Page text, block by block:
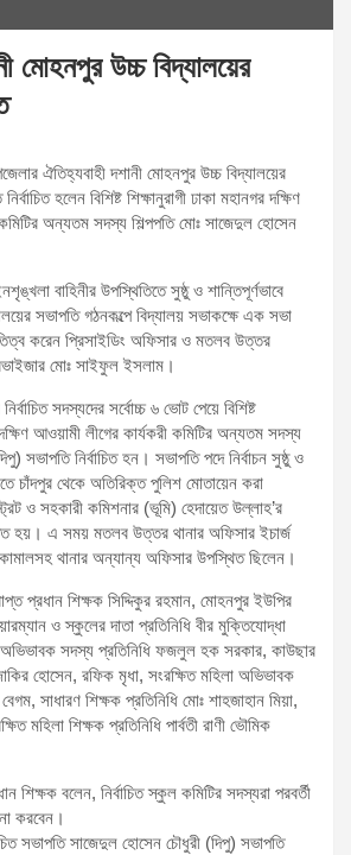
মোহনপুর উচ্চ বিদ্যালয়ের
ঐতিহ্যবাহী দশানী মোহনপুর উচ্চ বিদ্যালয়ের
হলেন বিশিষ্ট শিক্ষানুরাগী ঢাকা মহানগর দক্ষিণ
কমিটির অন্যতম সদস্য শিল্পপতি মোঃ সাজেদুল হোসেন
বাহিনীর উপস্থিতিতে সুষ্ঠু ও শান্তিপূর্ণভাবে
সভাপতি গঠনকল্পে বিদ্যালয় সভাকক্ষে এক সভা
করেন প্রিসাইডিং অফিসার ও মতলব উত্তর
মোঃ সাইফুল ইসলাম।
সদস্যদের সর্বোচ্চ ৬ ভোট পেয়ে বিশিষ্ট
দক্ষিণ আওয়ামী লীগের কার্যকরী কমিটির অন্যতম সদস্য
সভাপতি নির্বাচিত হন। সভাপতি পদে নির্বাচন সুষ্ঠু ও
চাঁদপুর থেকে অতিরিক্ত পুলিশ মোতায়েন করা
ও সহকারী কমিশনার (ভূমি) হেদায়েত উল্লাহ’র
হয়। এ সময় মতলব উত্তর থানার অফিসার ইচার্জ
থানার অন্যান্য অফিসার উপস্থিত ছিলেন।
প্রধান শিক্ষক সিদ্দিকুর রহমান, মোহনপুর ইউপির
ও স্কুলের দাতা প্রতিনিধি বীর মুক্তিযোদ্ধা
সদস্য প্রতিনিধি ফজলুল হক সরকার, কাউছার
হোসেন, রফিক মৃধা, সংরক্ষিত মহিলা অভিভাবক
সাধারণ শিক্ষক প্রতিনিধি মোঃ শাহজাহান মিয়া,
মহিলা শিক্ষক প্রতিনিধি পার্বতী রাণী ভৌমিক
শিক্ষক বলেন, নির্বাচিত স্কুল কমিটির সদস্যরা পরবর্তী
করবেন।
সভাপতি সাজেদুল হোসেন চৌধুরী (দিপু) সভাপতি